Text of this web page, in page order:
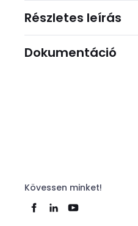
Részletes leírás
Dokumentáció
Kövessen minket!